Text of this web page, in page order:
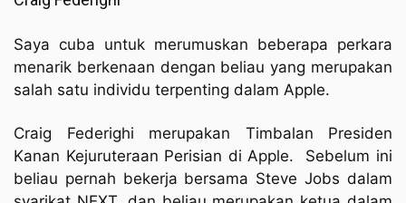
Saya cuba untuk merumuskan beberapa perkara
menarik berkenaan dengan beliau yang merupakan
salah satu individu terpenting dalam Apple.
Craig Federighi merupakan Timbalan Presiden
Kanan Kejuruteraan Perisian di Apple. Sebelum ini
beliau pernah bekerja bersama Steve Jobs dalam